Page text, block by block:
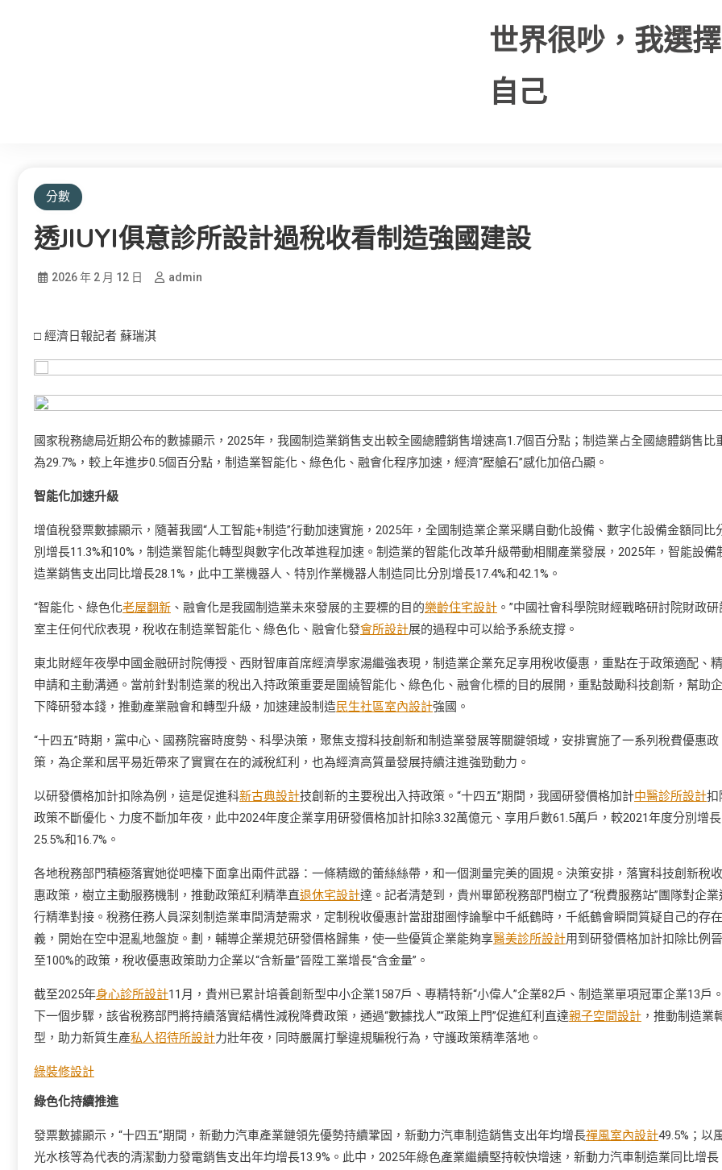
世界很吵，我選
自己
分數
透JIUYI俱意診所設計過稅收看制造強國建設
2026 年 2 月 12 日 admin
□ 經濟日報記者 蘇瑞淇
國家稅務總局近期公布的數據顯示，2025年，我國制造業銷售支出較全國總體銷售增速高1.7個百分點；制造業占全國總體銷售比
為29.7%，較上年進步0.5個百分點，制造業智能化、綠色化、融會化程序加速，經濟“壓艙石”感化加倍凸顯。
智能化加速升級
增值稅發票數據顯示，隨著我國“人工智能+制造”行動加速實施，2025年，全國制造業企業采購自動化設備、數字化設備金額同比
別增長11.3%和10%，制造業智能化轉型與數字化改革進程加速。制造業的智能化改革升級帶動相關產業發展，2025年，智能設備
造業銷售支出同比增長28.1%，此中工業機器人、特別作業機器人制造同比分別增長17.4%和42.1%。
“智能化、綠色化老屋翻新 、融會化是我國制造業未來發展的主要標的目的樂齡住宅設計 。”中國社會科學院財經戰略研討院財政研
室主任何代欣表現，稅收在制造業智能化、綠色化、融會化發會所設計展的過程中可以給予系統支撐。
東北財經年夜學中國金融研討院傳授、西財智庫首席經濟學家湯繼強表現，制造業企業充足享用稅收優惠，重點在于政策適配、
申請和主動溝通。當前針對制造業的稅出入持政策重要是圍繞智能化、綠色化、融會化標的目的展開，重點鼓勵科技創新，幫助
下降研發本錢，推動產業融會和轉型升級，加速建設制造民生社區室內設計強國。
“十四五”時期，黨中心、國務院審時度勢、科學決策，聚焦支撐科技創新和制造業發展等關鍵領域，安排實施了一系列稅費優惠政
策，為企業和居平易近帶來了實實在在的減稅紅利，也為經濟高質量發展持續注進強勁動力。
以研發價格加計扣除為例，這是促進科新古典設計技創新的主要稅出入持政策。“十四五”期間，我國研發價格加計中醫診所設計扣
政策不斷優化、力度不斷加年夜，此中2024年度企業享用研發價格加計扣除3.32萬億元、享用戶數61.5萬戶，較2021年度分別增長
25.5%和16.7%。
各地稅務部門積極落實她從吧檯下面拿出兩件武器：一條精緻的蕾絲絲帶，和一個測量完美的圓規。決策安排，落實科技創新稅
惠政策，樹立主動服務機制，推動政策紅利精準直退休宅設計達。記者清楚到，貴州畢節稅務部門樹立了“稅費服務站”團隊對企業
行精準對接。稅務任務人員深刻制造業車間清楚需求，定制稅收優惠計當甜甜圈悖論擊中千紙鶴時，千紙鶴會瞬間質疑自己的存
義，開始在空中混亂地盤旋。劃，輔導企業規范研發價格歸集，使一些優質企業能夠享醫美診所設計用到研發價格加計扣除比例
至100%的政策，稅收優惠政策助力企業以“含新量”晉陞工業增長“含金量”。
截至2025年身心診所設計11月，貴州已累計培養創新型中小企業1587戶、專精特新“小偉人”企業82戶、制造業單項冠軍企業13戶。
下一個步驟，該省稅務部門將持續落實結構性減稅降費政策，通過“數據找人”“政策上門”促進紅利直達親子空間設計 ，推動制造業
型，助力新質生產私人招待所設計力壯年夜，同時嚴厲打擊違規騙稅行為，守護政策精準落地。
綠裝修設計
綠色化持續推進
發票數據顯示，“十四五”期間，新動力汽車產業鏈領先優勢持續鞏固，新動力汽車制造銷售支出年均增長禪風室內設計49.5%；以
光水核等為代表的清潔動力發電銷售支出年均增長13.9%。此中，2025年綠色產業繼續堅持較快增速，新動力汽車制造業同比增長